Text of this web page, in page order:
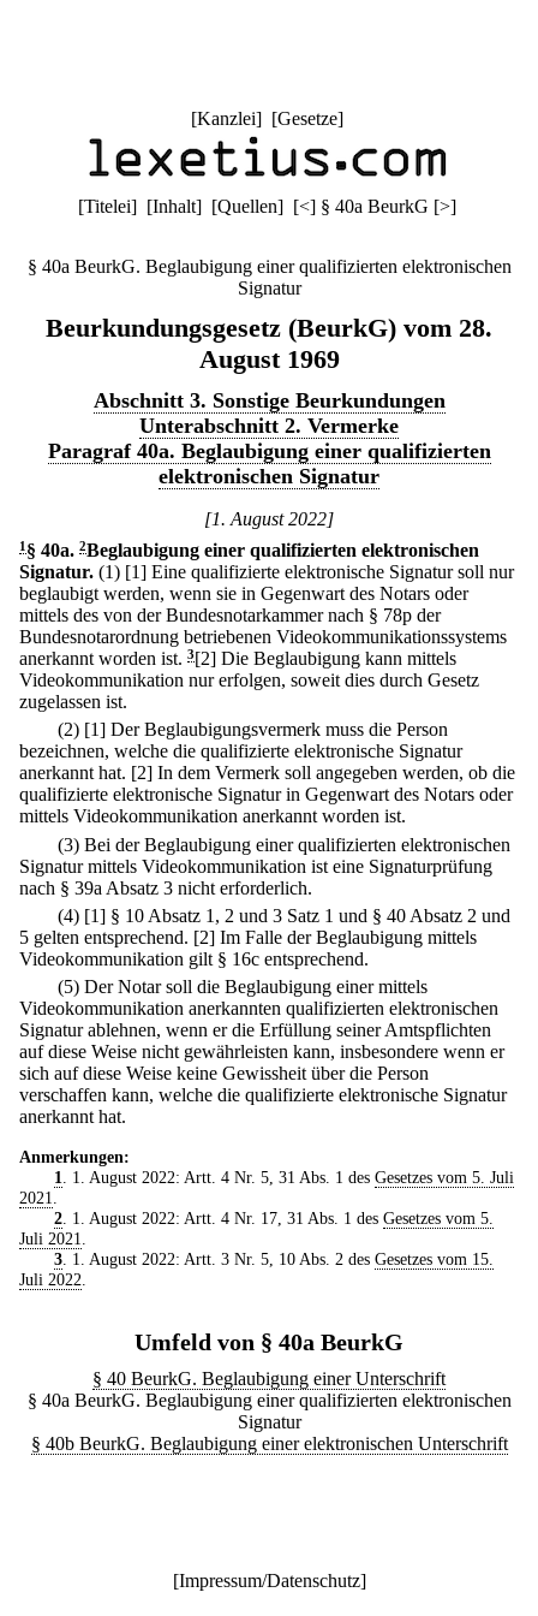
[Kanzlei] [Gesetze]
[Titelei] [Inhalt] [Quellen] [<] § 40a BeurkG [>]
§ 40a BeurkG. Beglaubigung einer qualifizierten elektronischen
Signatur
Beurkundungsgesetz (BeurkG) vom 28.
August 1969
Abschnitt 3. Sonstige Beurkundungen
Unterabschnitt 2. Vermerke
Paragraf 40a. Beglaubigung einer qualifizierten
elektronischen Signatur
[1. August 2022]
1 § 40a. 2Beglaubigung einer qualifizierten elektronischen
Signatur. (1) [1] Eine qualifizierte elektronische Signatur soll nur
beglaubigt werden, wenn sie in Gegenwart des Notars oder
mittels des von der Bundesnotarkammer nach § 78p der
Bundesnotarordnung betriebenen Videokommunikationssystems
anerkannt worden ist. 3[2] Die Beglaubigung kann mittels
Videokommunikation nur erfolgen, soweit dies durch Gesetz
zugelassen ist.
(2) [1] Der Beglaubigungsvermerk muss die Person
bezeichnen, welche die qualifizierte elektronische Signatur
anerkannt hat. [2] In dem Vermerk soll angegeben werden, ob die
qualifizierte elektronische Signatur in Gegenwart des Notars oder
mittels Videokommunikation anerkannt worden ist.
(3) Bei der Beglaubigung einer qualifizierten elektronischen
Signatur mittels Videokommunikation ist eine Signaturprüfung
nach § 39a Absatz 3 nicht erforderlich.
(4) [1] § 10 Absatz 1, 2 und 3 Satz 1 und § 40 Absatz 2 und
5 gelten entsprechend. [2] Im Falle der Beglaubigung mittels
Videokommunikation gilt § 16c entsprechend.
(5) Der Notar soll die Beglaubigung einer mittels
Videokommunikation anerkannten qualifizierten elektronischen
Signatur ablehnen, wenn er die Erfüllung seiner Amtspflichten
auf diese Weise nicht gewährleisten kann, insbesondere wenn er
sich auf diese Weise keine Gewissheit über die Person
verschaffen kann, welche die qualifizierte elektronische Signatur
anerkannt hat.
Anmerkungen:
1
. 1. August 2022: Artt. 4 Nr. 5, 31 Abs. 1 des Gesetzes vom 5. Juli
2021
2. 1. August 2022: Artt. 4 Nr. 17, 31 Abs. 1 des Gesetzes vom 5.
Juli 2021
3. 1. August 2022: Artt. 3 Nr. 5, 10 Abs. 2 des Gesetzes vom 15.
Juli 2022
Umfeld von § 40a BeurkG
§ 40 BeurkG. Beglaubigung einer Unterschrift
§ 40a BeurkG. Beglaubigung einer qualifizierten elektronischen
Signatur
§ 40b BeurkG. Beglaubigung einer elektronischen Unterschrift
[Impressum/Datenschutz]